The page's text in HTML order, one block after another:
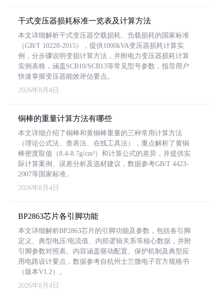
干式变压器损耗标准一览表及计算方法
本文详细解析干式变压器空载损耗、负载损耗的国家标准
（GB/T 10228-2015），提供1000kVA变压器损耗计算实
例，分步骤说明变损计算方法，并附电力变压器损耗计算
实例表格，涵盖SCB10/SCB13等常见型号参数，指导用户
快速掌握变压器能效评估要点。
2026年8月4日
铜棒的重量计算方法有哪些
本文详细介绍了铜棒和黄铜棒重量的三种常用计算方法
（理论公式法、查表法、在线工具法），重点解析了黄铜
棒密度取值（8.4-8.7g/cm³）和计算公式的差异，并提供实
际计算案例、误差分析及选材建议，数据参考GB/T 4423-
2007等国家标准。
2026年8月4日
BP2863芯片各引脚功能
本文详细解析BP2863芯片的引脚功能及参数，包括各引脚
定义、典型电压/电流值、内部逻辑关系等核心数据，并附
引脚参数对照表。内容涵盖驱动配置、保护机制及典型应
用电路设计要点，数据参考自杭州士兰微电子官方规格书
（版本V1.2）。
2026年8月4日